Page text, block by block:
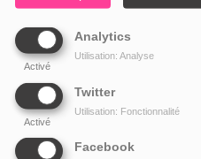
Analytics
Activé
Utilisation: Analyse
Twitter
Activé
Utilisation: Fonctionnalité
Facebook